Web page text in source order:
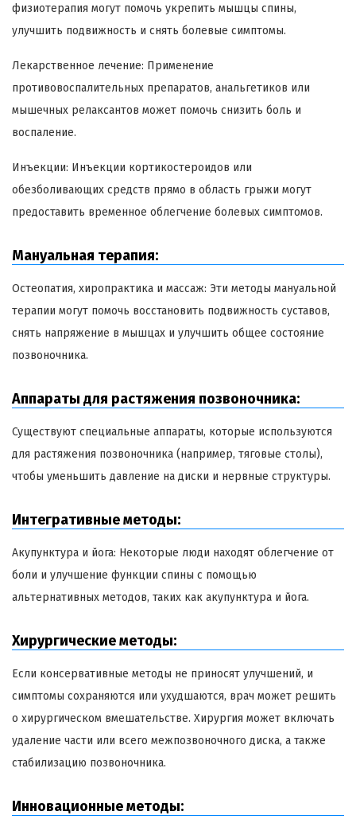
физиотерапия могут помочь укрепить мышцы спины,
улучшить подвижность и снять болевые симптомы.
Лекарственное лечение: Применение
противовоспалительных препаратов, анальгетиков или
мышечных релаксантов может помочь снизить боль и
воспаление.
Инъекции: Инъекции кортикостероидов или
обезболивающих средств прямо в область грыжи могут
предоставить временное облегчение болевых симптомов.
Мануальная терапия:
Остеопатия, хиропрактика и массаж: Эти методы мануальной
терапии могут помочь восстановить подвижность суставов,
снять напряжение в мышцах и улучшить общее состояние
позвоночника.
Аппараты для растяжения позвоночника:
Существуют специальные аппараты, которые используются
для растяжения позвоночника (например, тяговые столы),
чтобы уменьшить давление на диски и нервные структуры.
Интегративные методы:
Акупунктура и йога: Некоторые люди находят облегчение от
боли и улучшение функции спины с помощью
альтернативных методов, таких как акупунктура и йога.
Хирургические методы:
Если консервативные методы не приносят улучшений, и
симптомы сохраняются или ухудшаются, врач может решить
о хирургическом вмешательстве. Хирургия может включать
удаление части или всего межпозвоночного диска, а также
стабилизацию позвоночника.
Инновационные методы: